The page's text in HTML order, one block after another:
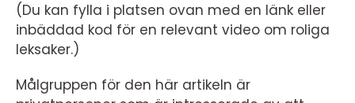
(Du kan fylla i platsen ovan med en länk eller
inbäddad kod för en relevant video om roliga
leksaker.)
Målgruppen för den här artikeln är